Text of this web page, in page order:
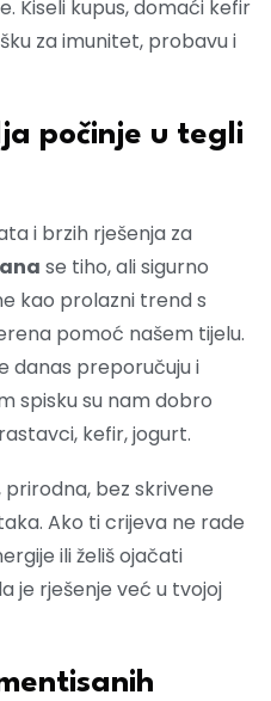
Kiseli kupus, domaći kefir
za imunitet, probavu i
počinje u tegli
i brzih rješenja za
se tiho, ali sigurno
kao prolazni trend s
pomoć našem tijelu.
danas preporučuju i
spisku su nam dobro
kefir, jogurt.
bez skrivene
Ako ti crijeva ne rade
ili želiš ojačati
je rješenje već u tvojoj